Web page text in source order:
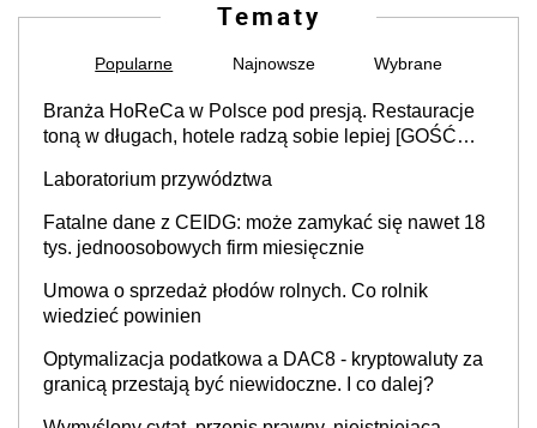
Tematy
Popularne Najnowsze Wybrane
Branża HoReCa w Polsce pod presją. Restauracje
toną w długach, hotele radzą sobie lepiej [GOŚĆ
Laboratorium przywództwa
Fatalne dane z CEIDG: może zamykać się nawet 18
tys. jednoosobowych firm miesięcznie
Umowa o sprzedaż płodów rolnych. Co rolnik
wiedzieć powinien
Optymalizacja podatkowa a DAC8 - kryptowaluty za
granicą przestają być niewidoczne. I co dalej?